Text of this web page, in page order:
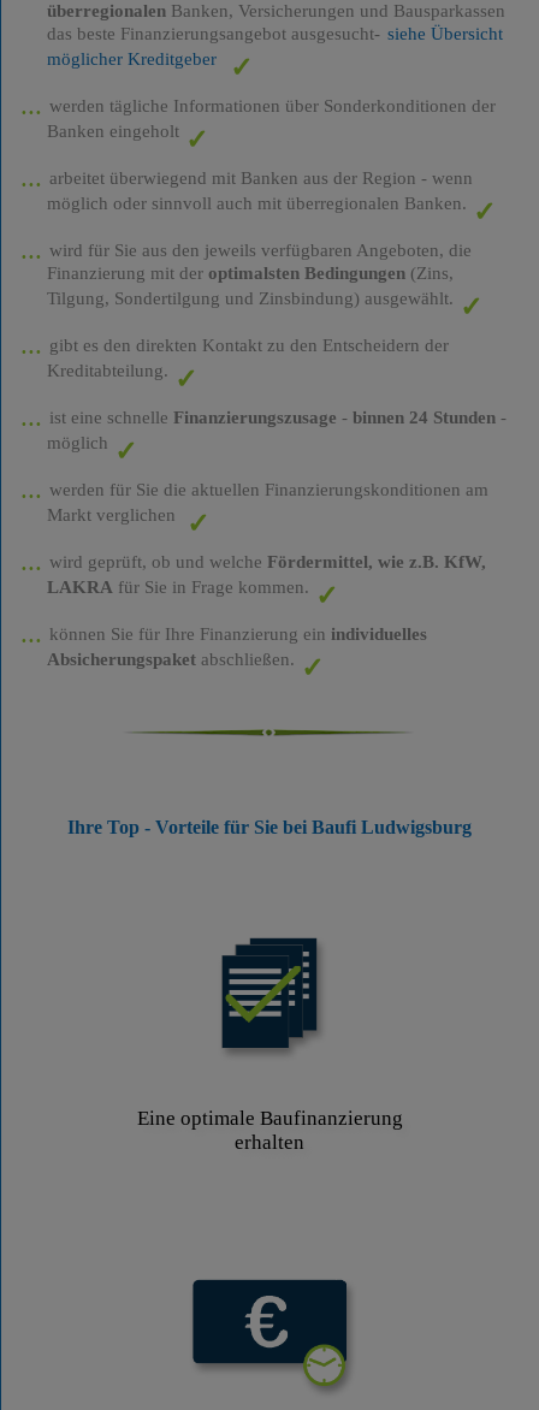
überregionalenBanken, Versicherungen und Bausparkassen
das beste Finanzierungsangebot ausgesucht- siehe Übersicht
möglicher Kreditgeber
werden tägliche Informationen über Sonderkonditionen der
Banken eingeholt
arbeitet überwiegend mit Banken aus der Region - wenn
möglich oder sinnvoll auch mit überregionalen Banken.
wird für Sie aus den jeweils verfügbaren Angeboten, die
Finanzierung mit der optimalsten Bedingungen(Zins,
Tilgung, Sondertilgung und Zinsbindung) ausgewählt.
gibt es den direkten Kontakt zu den Entscheidern der
Kreditabteilung.
ist eine schnelle Finanzierungszusage - binnen 24 Stunden-
möglich
werden für Sie die aktuellen Finanzierungskonditionen am
Markt verglichen
wird geprüft, ob und welche Fördermittel, wie z.B. KfW,
LAKRA für Sie in Frage kommen.
können Sie für Ihre Finanzierung ein individuelles
Absicherungspaketabschließen.
Ihre Top - Vorteile für Sie bei Baufi Ludwigsburg
Eine optimale Baufinanzierung
erhalten